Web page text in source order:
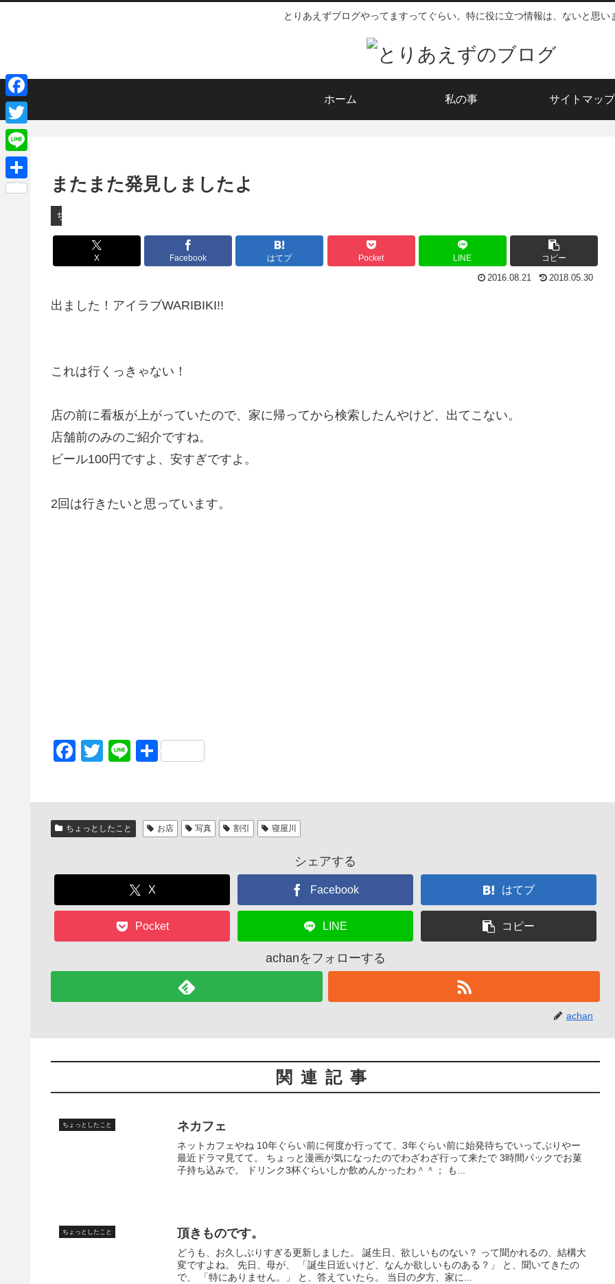
とりあえずブログやってますってぐらい。特に役に立つ情報は、ないと思い
ホーム 私の事 サイトマップ
またまた発見しましたよ
ちょっとしたこと
X Facebook はてブ Pocket LINE コピー
2016.08.21 2018.05.30
出ました！アイラブWARIBIKI!!
これは行くっきゃない！
店の前に看板が上がっていたので、家に帰ってから検索したんやけど、出てこない。
店舗前のみのご紹介ですね。
ビール100円ですよ、安すぎですよ。
2回は行きたいと思っています。
F
e
b
o
k
T
er
Li 共
ちょっとしたこと お店 写真 割引 寝屋川
シェアする
X Facebook はてブ
Pocket LINE コピー
achanをフォローする
achan
関連記事
ちょっとしたこと ネカフェ
ネットカフェやね 10年ぐらい前に何度か行ってて、3年ぐらい前に始発待ちでいってぶりやー
最近ドラマ見てて。 ちょっと漫画が気になったのでわざわざ行って来たで 3時間パックでお菓
子持ち込みで。 ドリンク3杯ぐらいしか飲めんかったわ＾＾； も...
ちょっとしたこと 頂きものです。
どうも、お久しぶりすぎる更新しました。 誕生日、欲しいものない？ って聞かれるの、結構大
変ですよね。 先日、母が、 「誕生日近いけど、なんか欲しいものある？」 と、聞いてきたの
で、 「特にありません。」 と、答えていたら。 当日の夕方、家に...
F
a
c
e
b
T
w
i
L
i共